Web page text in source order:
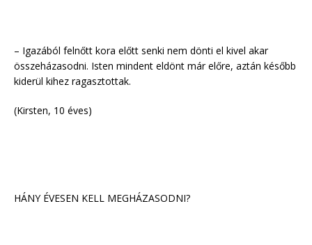
– Igazából felnőtt kora előtt senki nem dönti el kivel akar
összeházasodni. Isten mindent eldönt már előre, aztán később
kiderül kihez ragasztottak.
(Kirsten, 10 éves)
HÁNY ÉVESEN KELL MEGHÁZASODNI?